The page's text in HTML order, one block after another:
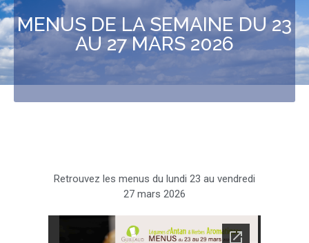
MENUS DE LA SEMAINE DU 23
AU 27 MARS 2026
Retrouvez les menus du lundi 23 au vendredi
27 mars 2026